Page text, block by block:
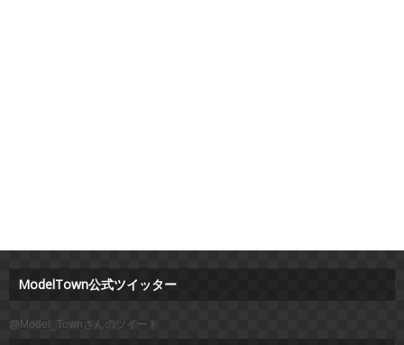
ModelTown公式ツイッター
@Model_Townさんのツイート